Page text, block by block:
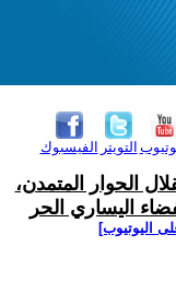
الفيسبوك التويتر
الحوار المتمدن،
اليساري الحر
اليوتيوب]